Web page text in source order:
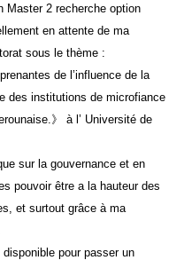
Master 2 recherche option
en attente de ma
sous le thème :
de l’influence de la
des institutions de microfiance
》 à l’ Université de
sur la gouvernance et en
pouvoir être a la hauteur des
et surtout grâce à ma
pour passer un